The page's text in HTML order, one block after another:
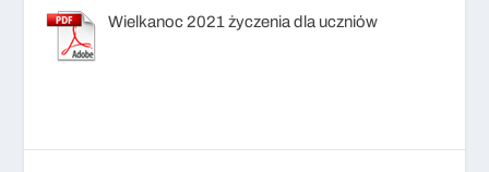
Wielkanoc 2021 życzenia dla uczniów